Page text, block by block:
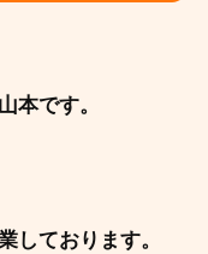
本です。
しております。